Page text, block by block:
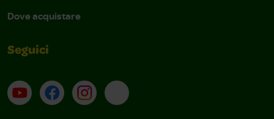
Dove acquistare
Seguici
Su YouTube
ContattiProfilo Instagram
Email